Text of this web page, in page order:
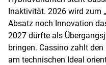
Inaktivität. 2026 wird zum
Absatz noch Innovation
2027 dürfte als
bringen. Cassino zahlt
am technischen Ideal